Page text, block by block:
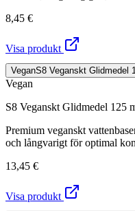
8,45 €
Visa produkt
VeganS8 Veganskt Glidmedel
Vegan
S8 Veganskt Glidmedel 125
Premium veganskt
och långvarigt för optimal
13,45 €
Visa produkt